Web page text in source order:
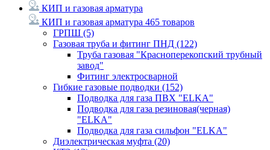
КИП и газовая арматура
КИП и газовая арматура 465 товаров
ГРПШ (5)
Газовая труба и фитинг ПНД (122)
Труба газовая "Красноперекопский трубный
завод"
Фитинг электросварной
Гибкие газовые подводки (152)
Подводка для газа ПВХ "ELKA"
Подводка для газа резиновая(черная)
"ELKA"
Подводка для газа сильфон "ELKA"
Диэлектрическая муфта (20)